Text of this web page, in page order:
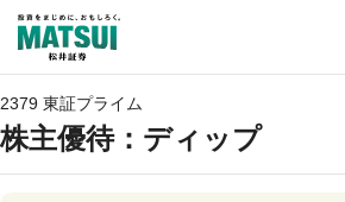
2379 東証プライム
株主優待：ディップ